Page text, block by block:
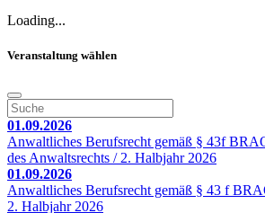
Loading...
Veranstaltung wählen
01.09.2026
Anwaltliches Berufsrecht gemäß § 43f
des Anwaltsrechts / 2. Halbjahr 2026
01.09.2026
Anwaltliches Berufsrecht gemäß § 43 f
2. Halbjahr 2026